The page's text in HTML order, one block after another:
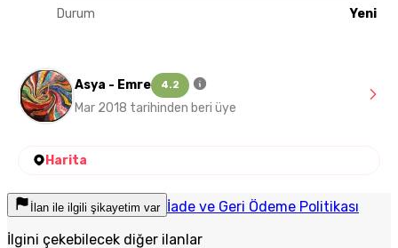
Durum Yeni
Asya - Emre 4.2
Mar 2018 tarihinden beri üye
Harita
İlan ile ilgili şikayetim var İade ve Geri Ödeme Politikası
İlgini çekebilecek diğer ilanlar